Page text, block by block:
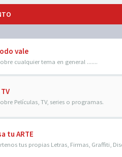
vale
cualquier tema en general .......
Películas, TV, series o programas.
tu ARTE
tus propias Letras, Firmas, Graffiti,